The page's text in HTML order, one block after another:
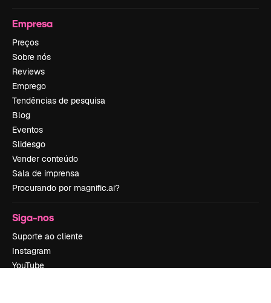
Empresa
Preços
Sobre nós
Reviews
Emprego
Tendências de pesquisa
Blog
Eventos
Slidesgo
Vender conteúdo
Sala de imprensa
Procurando por magnific.ai?
Siga-nos
Suporte ao cliente
Instagram
YouTube